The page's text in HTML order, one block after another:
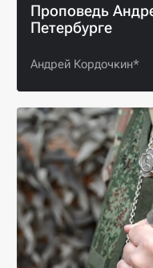
Проповедь
Петербурге
Андрей Кордочкин*